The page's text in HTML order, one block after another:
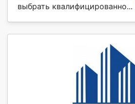
выбрать квалифицированно...